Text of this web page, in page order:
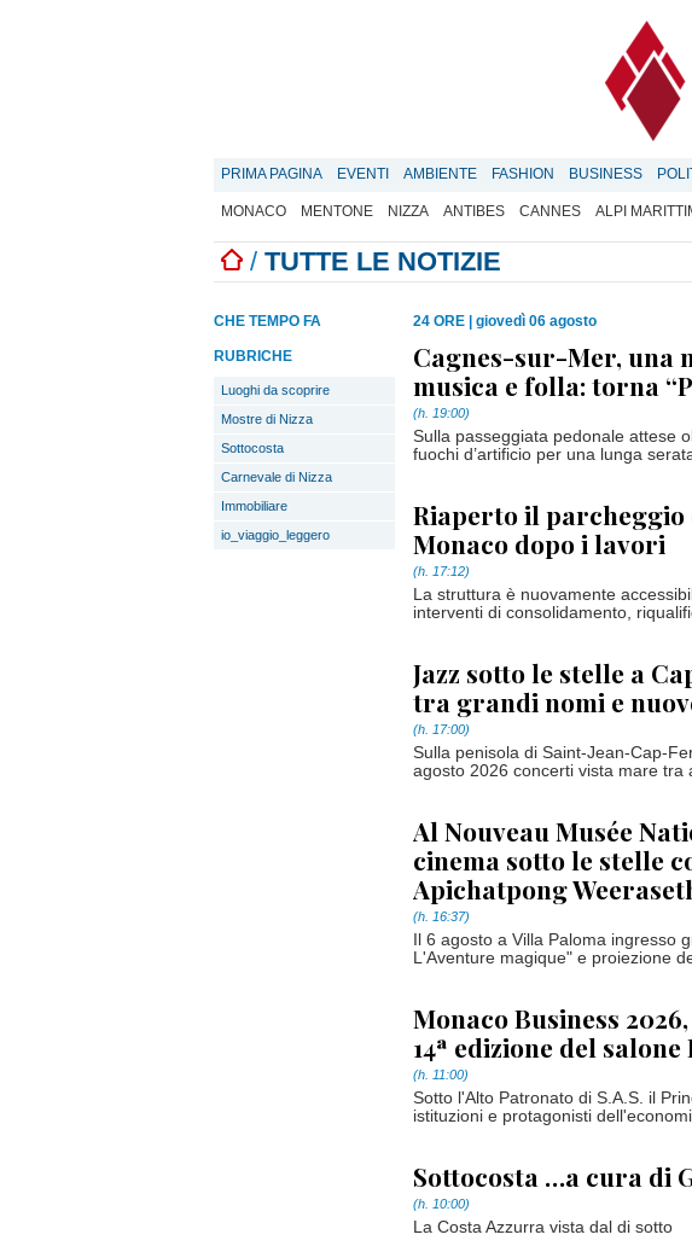
PRIMA PAGINA EVENTI AMBIENTE FASHION BUSINESS
MONACO MENTONE NIZZA ANTIBES CANNES ALPI
/ TUTTE LE NOTIZIE
CHE TEMPO FA
RUBRICHE
Luoghi da scoprire
Mostre di Nizza
Sottocosta
Carnevale di Nizza
Immobiliare
io_viaggio_leggero
24 ORE giovedì 06 agosto
Cagnes-sur-Mer, una
musica e folla: torna
(h. 19:00)
Sulla passeggiata pedonale attese
fuochi d’artificio per una lunga
Riaperto il parcheggio
Monaco dopo i lavori
(h. 17:12)
La struttura è nuovamente
interventi di consolidamento,
Jazz sotto le stelle a
tra grandi nomi e
(h. 17:00)
Sulla penisola di Saint-Jean-Cap-
agosto 2026 concerti vista mare tra
Al Nouveau Musée
cinema sotto le stelle
Apichatpong
(h. 16:37)
Il 6 agosto a Villa Paloma ingresso
L'Aventure magique" e proiezione
Monaco Business
14ª edizione del salone
(h. 11:00)
Sotto l'Alto Patronato di S.A.S. il
istituzioni e protagonisti
Sottocosta …a cura di
(h. 10:00)
La Costa Azzurra vista dal di sotto